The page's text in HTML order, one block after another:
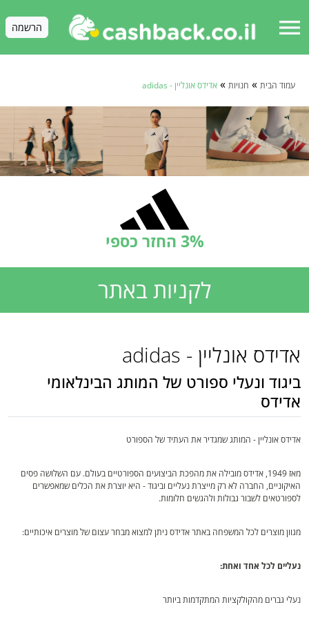
menu הרשמה
עמוד הבית » חנויות » אדידס אונליין - adidas
3% החזר כספי
לקניות באתר
אדידס אונליין - adidas
ביגוד ונעלי ספורט של המותג הבינלאומי
אדידס
אדידס אונליין - המותג שמגדיר את העתיד של הספורט
מאז 1949, אדידס מובילה את מהפכת הביצועים הספורטיים בעולם. עם השלושה פסים
האיקוניים, החברה לא רק מייצרת נעליים וביגוד - היא יוצרת את הכלים שמאפשרים
לספורטאים לשבור גבולות ולהגשים חלומות.
מגוון מוצרים לכל המשפחה באתר אדידס ניתן למצוא מבחר עצום של מוצרים איכותיים:
נעליים לכל אחד ואחת:
נעלי גברים מהקולקציות המתקדמות ביותר